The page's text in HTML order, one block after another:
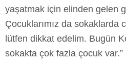
yaşatmak için elinden gelen
Çocuklarımız da sokaklarda
lütfen dikkat edelim. Bugün
sokakta çok fazla çocuk var.”